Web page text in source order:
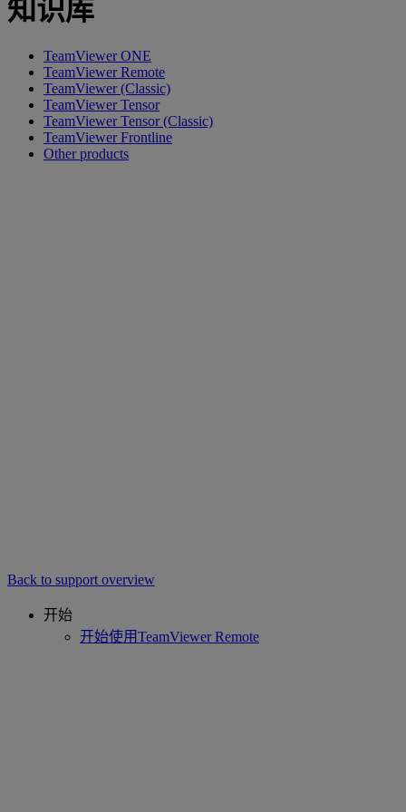
知识库
TeamViewer ONE
TeamViewer Remote
TeamViewer (Classic)
TeamViewer Tensor
TeamViewer Tensor (Classic)
TeamViewer Frontline
Other products
Back to support overview
开始
开始使用TeamViewer Remote